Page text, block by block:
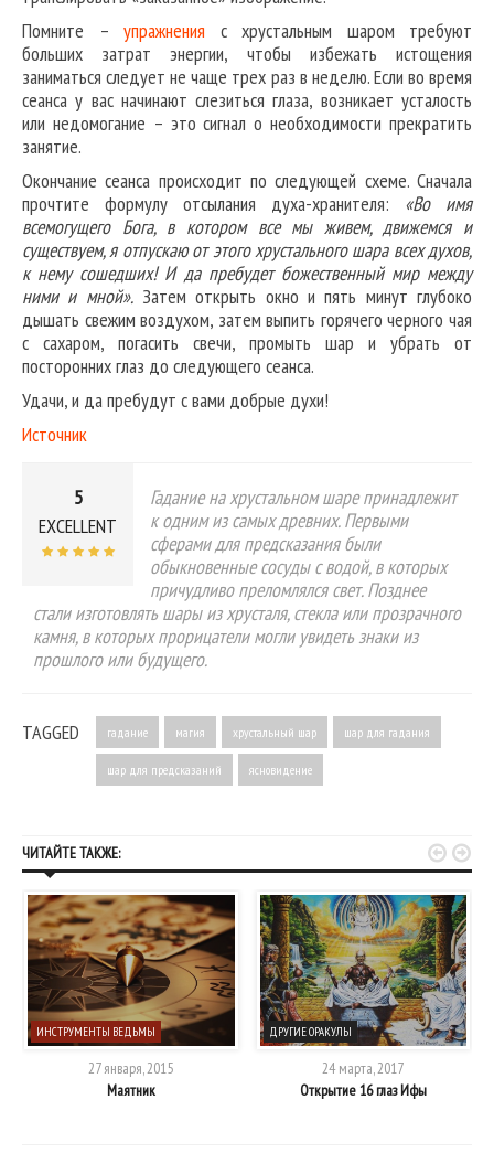
Помните – упражнения с хрустальным шаром требуют
больших затрат энергии, чтобы избежать истощения
заниматься следует не чаще трех раз в неделю. Если во время
сеанса у вас начинают слезиться глаза, возникает усталость
или недомогание – это сигнал о необходимости прекратить
занятие.
Окончание сеанса происходит по следующей схеме. Сначала
прочтите формулу отсылания духа-хранителя: «Во имя
всемогущего Бога, в котором все мы живем, движемся и
существуем, я отпускаю от этого хрустального шара всех духов,
к нему сошедших! И да пребудет божественный мир между
ними и мной».Затем открыть окно и пять минут глубоко
дышать свежим воздухом, затем выпить горячего черного чая
с сахаром, погасить свечи, промыть шар и убрать от
посторонних глаз до следующего сеанса.
Удачи, и да пребудут с вами добрые духи!
Источник
5
EXCELLENT
Гадание на хрустальном шаре принадлежит
к одним из самых древних. Первыми
сферами для предсказания были
обыкновенные сосуды с водой, в которых
причудливо преломлялся свет. Позднее
стали изготовлять шары из хрусталя, стекла или прозрачного
камня, в которых прорицатели могли увидеть знаки из
прошлого или будущего.
TAGGED гадание магия хрустальный шар шар для гадания
шар для предсказаний ясновидение
ЧИТАЙТЕ ТАКЖЕ:
ИНСТРУМЕНТЫ ВЕДЬМЫ
27 января, 2015
Маятник
ДРУГИЕ ОРАКУЛЫ
24 марта, 2017
Открытие 16 глаз Ифы
 